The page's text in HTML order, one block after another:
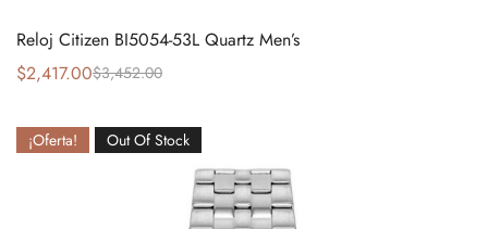
Reloj Citizen BI5054-53L Quartz Men’s
$3,452.00
$2,417.00
¡Oferta! Out Of Stock